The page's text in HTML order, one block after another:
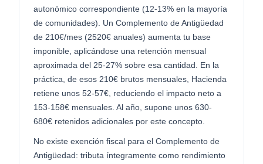
autonómico correspondiente (12-13% en la mayoría
de comunidades). Un Complemento de Antigüedad
de 210€/mes (2520€ anuales) aumenta tu base
imponible, aplicándose una retención mensual
aproximada del 25-27% sobre esa cantidad. En la
práctica, de esos 210€ brutos mensuales, Hacienda
retiene unos 52-57€, reduciendo el impacto neto a
153-158€ mensuales. Al año, supone unos 630-
680€ retenidos adicionales por este concepto.
No existe exención fiscal para el Complemento de
Antigüedad: tributa íntegramente como rendimiento